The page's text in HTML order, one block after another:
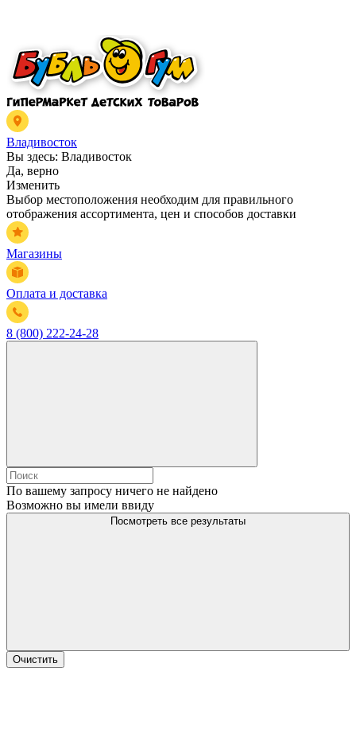
Владивосток
Вы здесь: Владивосток
Да, верно
Изменить
Выбор местоположения необходим для правильного
отображения ассортимента, цен и способов доставки
Магазины
Оплата и доставка
8 (800) 222-24-28
По вашему запросу ничего не найдено
Возможно вы имели ввиду
Посмотреть все результаты
Очистить